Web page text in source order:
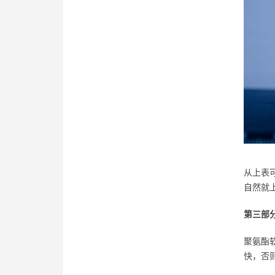
从上表
自然就
第三部
聚氨酯
快，否